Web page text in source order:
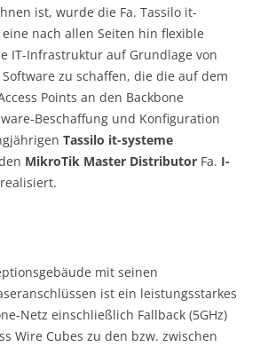
ist, wurde die Fa. Tassilo it-
nach allen Seiten hin flexible
IT-Infrastruktur auf Grundlage von
zu schaffen, die die auf dem
Points an den Backbone
Beschaffung und Konfiguration
Tassilo it-systeme
MikroTik Master Distributor Fa. I-
mit seinen
ist ein leistungsstarkes
Netz einschließlich Fallback (5GHz)
Wire Cubes zu den bzw. zwischen